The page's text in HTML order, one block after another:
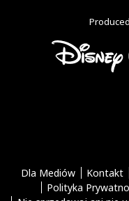
Dla Mediów Kontakt
Polityka